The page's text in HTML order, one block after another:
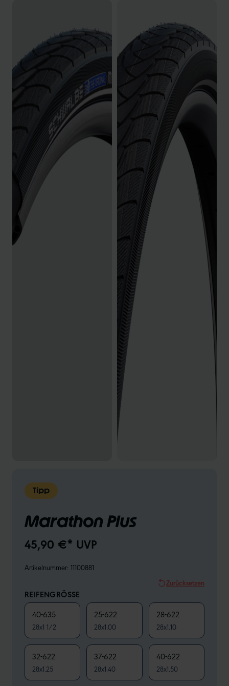
Tipp
Marathon Plus
45,90 €* UVP
Artikelnummer: 11100881
Zurücksetzen
REIFENGRÖSSE
40-635
28x1 1/2
25-622
28x1.00
28-622
28x1.10
32-622
28x1.25
37-622
28x1.40
40-622
28x1.50